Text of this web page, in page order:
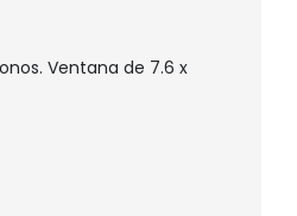
Ventana de 7.6 x